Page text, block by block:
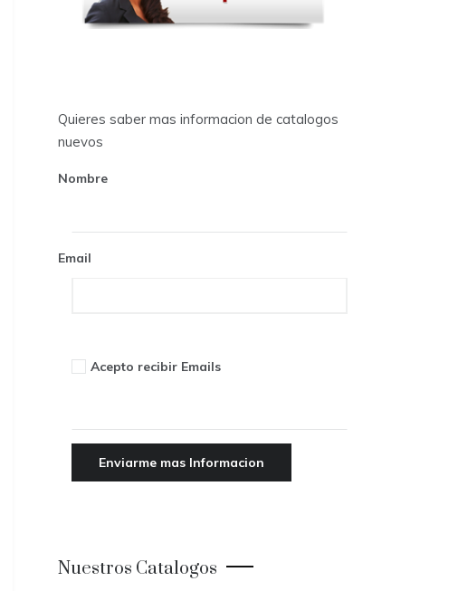
Quieres saber mas informacion de catalogos
nuevos
Nombre
Email
Acepto recibir Emails
Nuestros Catalogos